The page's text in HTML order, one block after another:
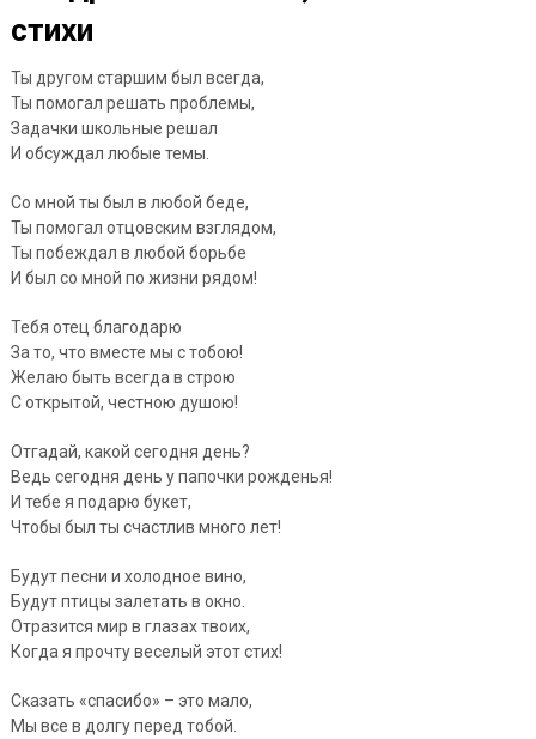
стихи
Ты другом старшим был всегда,
Ты помогал решать проблемы,
Задачки школьные решал
И обсуждал любые темы.
Со мной ты был в любой беде,
Ты помогал отцовским взглядом,
Ты побеждал в любой борьбе
И был со мной по жизни рядом!
Тебя отец благодарю
За то, что вместе мы с тобою!
Желаю быть всегда в строю
С открытой, честною душою!
Отгадай, какой сегодня день?
Ведь сегодня день у папочки рожденья!
И тебе я подарю букет,
Чтобы был ты счастлив много лет!
Будут песни и холодное вино,
Будут птицы залетать в окно.
Отразится мир в глазах твоих,
Когда я прочту веселый этот стих!
Сказать «спасибо» – это мало,
Мы все в долгу перед тобой.